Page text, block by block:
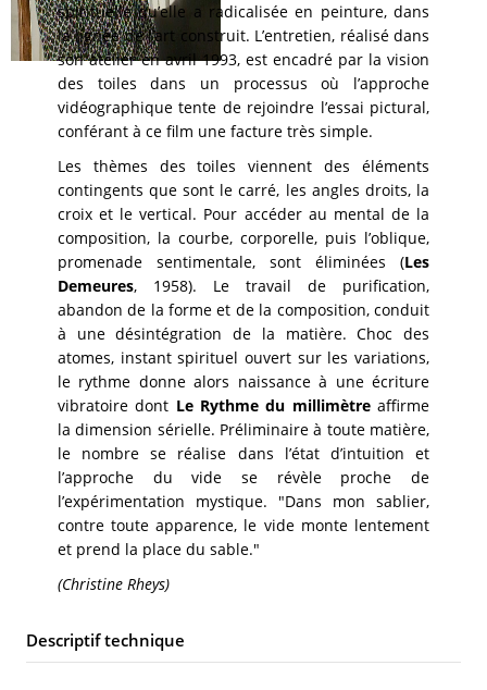
spirituelle qu’elle a radicalisée en peinture, dans
la lignée de l’art construit. L’entretien, réalisé dans
son atelier en avril 1993, est encadré par la vision
des toiles dans un processus où l’approche
vidéographique tente de rejoindre l’essai pictural,
conférant à ce film une facture très simple.
Les thèmes des toiles viennent des éléments
contingents que sont le carré, les angles droits, la
croix et le vertical. Pour accéder au mental de la
composition, la courbe, corporelle, puis l’oblique,
promenade sentimentale, sont éliminées (Les
Demeures, 1958). Le travail de purification,
abandon de la forme et de la composition, conduit
à une désintégration de la matière. Choc des
atomes, instant spirituel ouvert sur les variations,
le rythme donne alors naissance à une écriture
vibratoire dont Le Rythme du millimètreaffirme
la dimension sérielle. Préliminaire à toute matière,
le nombre se réalise dans l’état d’intuition et
l’approche du vide se révèle proche de
l’expérimentation mystique. "Dans mon sablier,
contre toute apparence, le vide monte lentement
et prend la place du sable."
(Christine Rheys)
Descriptif technique